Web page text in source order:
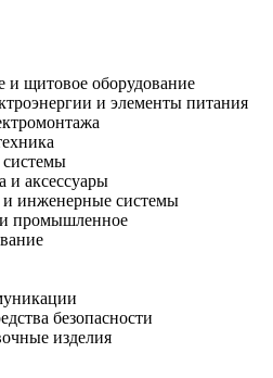
и щитовое оборудование
и элементы питания
и аксессуары
и инженерные системы
промышленное
безопасности
изделия